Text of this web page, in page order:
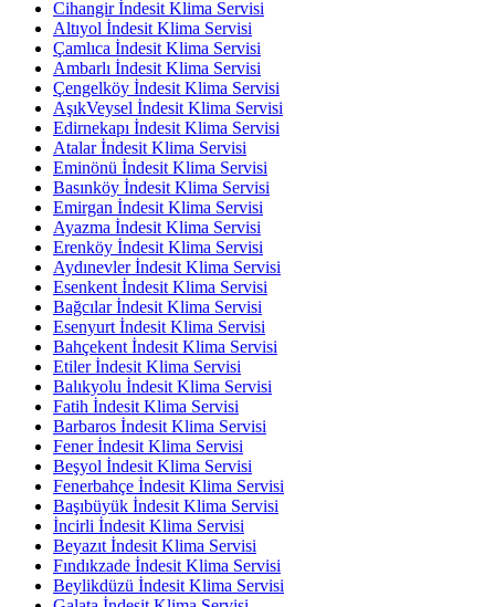
Cihangir İndesit Klima Servisi
Altıyol İndesit Klima Servisi
Çamlıca İndesit Klima Servisi
Ambarlı İndesit Klima Servisi
Çengelköy İndesit Klima Servisi
AşıkVeysel İndesit Klima Servisi
Edirnekapı İndesit Klima Servisi
Atalar İndesit Klima Servisi
Eminönü İndesit Klima Servisi
Basınköy İndesit Klima Servisi
Emirgan İndesit Klima Servisi
Ayazma İndesit Klima Servisi
Erenköy İndesit Klima Servisi
Aydınevler İndesit Klima Servisi
Esenkent İndesit Klima Servisi
Bağcılar İndesit Klima Servisi
Esenyurt İndesit Klima Servisi
Bahçekent İndesit Klima Servisi
Etiler İndesit Klima Servisi
Balıkyolu İndesit Klima Servisi
Fatih İndesit Klima Servisi
Barbaros İndesit Klima Servisi
Fener İndesit Klima Servisi
Beşyol İndesit Klima Servisi
Fenerbahçe İndesit Klima Servisi
Başıbüyük İndesit Klima Servisi
İncirli İndesit Klima Servisi
Beyazıt İndesit Klima Servisi
Fındıkzade İndesit Klima Servisi
Beylikdüzü İndesit Klima Servisi